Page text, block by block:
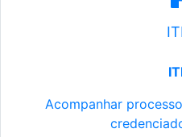
Acompanhar